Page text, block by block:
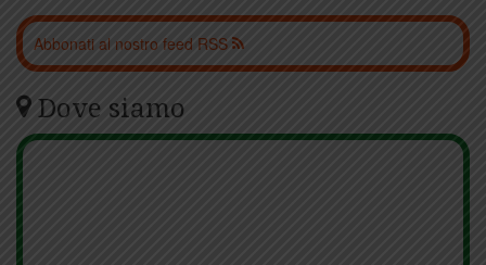
Abbonati al nostro feed RSS
Dove siamo